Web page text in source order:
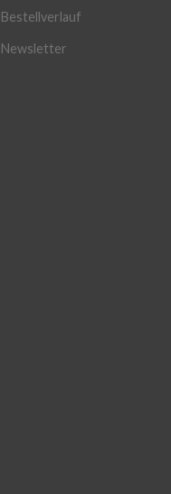
Bestellverlauf
Newsletter